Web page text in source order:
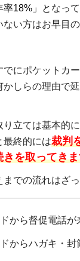
率18%」と なっ
い方はお早目の
でにポケットカ
かしらの理由で
り立ては基本的
最終的には裁判
を取ってき
での流れはざ
から督促電話が
からハガキ・封